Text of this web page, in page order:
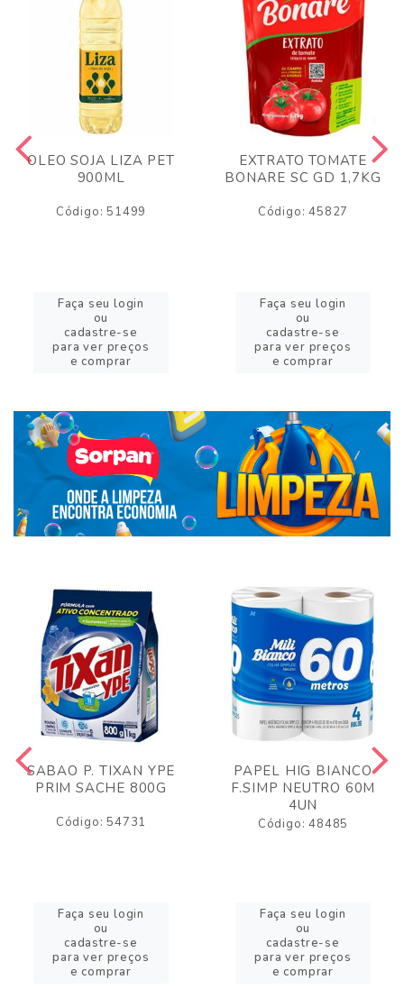
OLEO SOJA LIZA PET
900ML
Código: 51499
Faça seu login
ou
cadastre-se
para ver preços
e comprar
EXTRATO TOMATE
BONARE SC GD 1,7KG
Código: 45827
Faça seu login
ou
cadastre-se
para ver preços
e comprar
SABAO P. TIXAN YPE
PRIM SACHE 800G
Código: 54731
Faça seu login
ou
cadastre-se
para ver preços
e comprar
PAPEL HIG BIANCO
F.SIMP NEUTRO 60M
4UN
Código: 48485
Faça seu login
ou
cadastre-se
para ver preços
e comprar